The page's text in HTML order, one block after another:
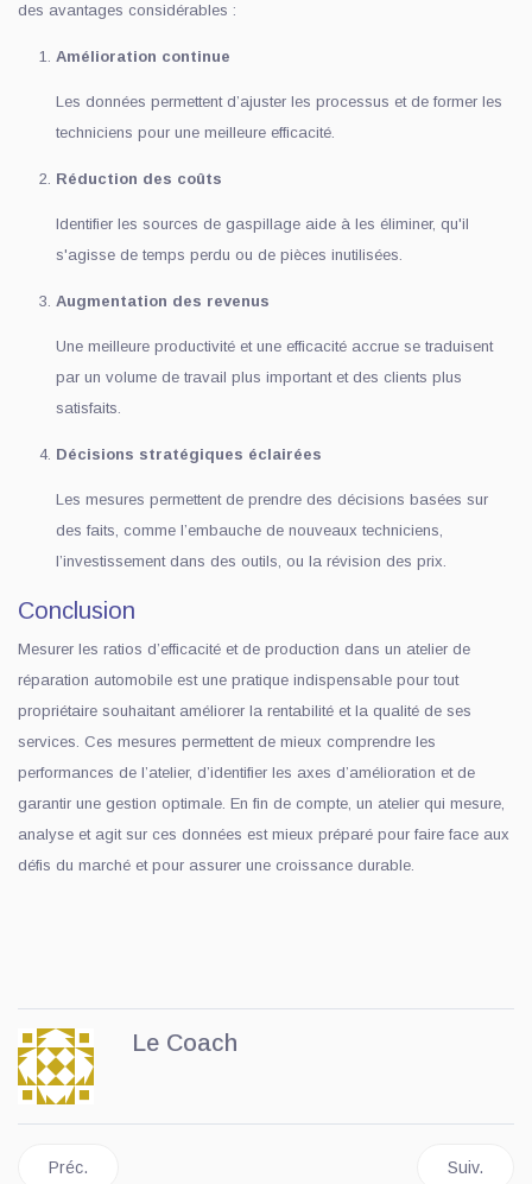
des avantages considérables :
Amélioration continue
Les données permettent d’ajuster les processus et de former les
techniciens pour une meilleure efficacité.
Réduction des coûts
Identifier les sources de gaspillage aide à les éliminer, qu'il
s'agisse de temps perdu ou de pièces inutilisées.
Augmentation des revenus
Une meilleure productivité et une efficacité accrue se traduisent
par un volume de travail plus important et des clients plus
satisfaits.
Décisions stratégiques éclairées
Les mesures permettent de prendre des décisions basées sur
des faits, comme l’embauche de nouveaux techniciens,
l’investissement dans des outils, ou la révision des prix.
Conclusion
Mesurer les ratios d’efficacité et de production dans un atelier de
réparation automobile est une pratique indispensable pour tout
propriétaire souhaitant améliorer la rentabilité et la qualité de ses
services. Ces mesures permettent de mieux comprendre les
performances de l’atelier, d’identifier les axes d’amélioration et de
garantir une gestion optimale. En fin de compte, un atelier qui mesure,
analyse et agit sur ces données est mieux préparé pour faire face aux
défis du marché et pour assurer une croissance durable.
Le Coach
Article précédent : Mécanique Automobile F.B Inc. remporte le
Préc. Article
Suiv.